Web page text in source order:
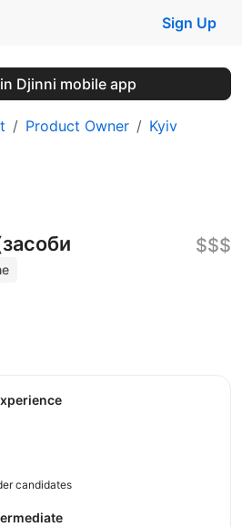
Sign Up
Djinni mobile app
Product Owner Kyiv
$$$
candidates